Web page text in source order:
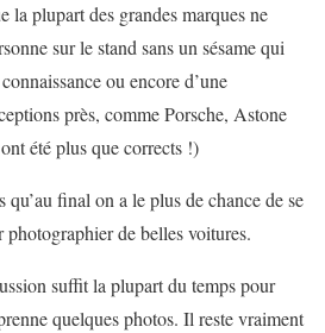
la plupart des grandes marques ne
sur le stand sans un sésame qui
ou encore d’une
près, comme Porsche, Astone
été plus que corrects !)
qu’au final on a le plus de chance de se
de belles voitures.
suffit la plupart du temps pour
quelques photos. Il reste vraiment